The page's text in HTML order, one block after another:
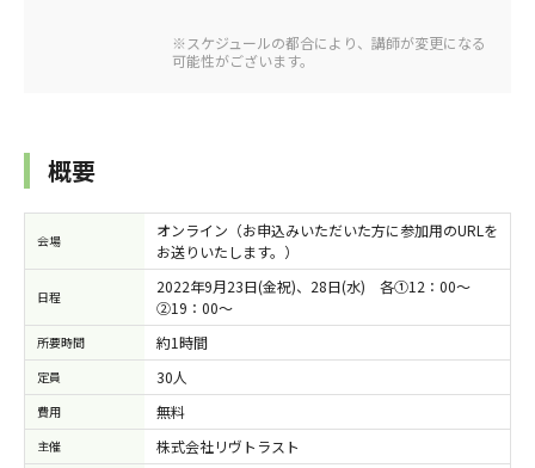
※スケジュールの都合により、講師が変更になる
可能性がございます。
概要
会場
オンライン（お申込みいただいた方に参加用のURLを
お送りいたします。）
日程
2022年9月23日(金祝)、28日(水) 各①12：00～
②19：00～
所要時間 約1時間
定員 30人
費用 無料
主催 株式会社リヴトラスト